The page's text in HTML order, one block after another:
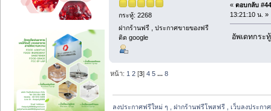
กระทู้: 2268
ฝากร้านฟรี , ประกาศขายของฟรี
ติด google
« ตอบกลับ
13:21:10 น. »
อัพเดทกระทู้
หน้า: 1 2 [3]4 5 ...8
ลงประกาศฟรีใหม่ ๆ , ฝากร้านฟรีโพสฟรี , เว็บลงประกา